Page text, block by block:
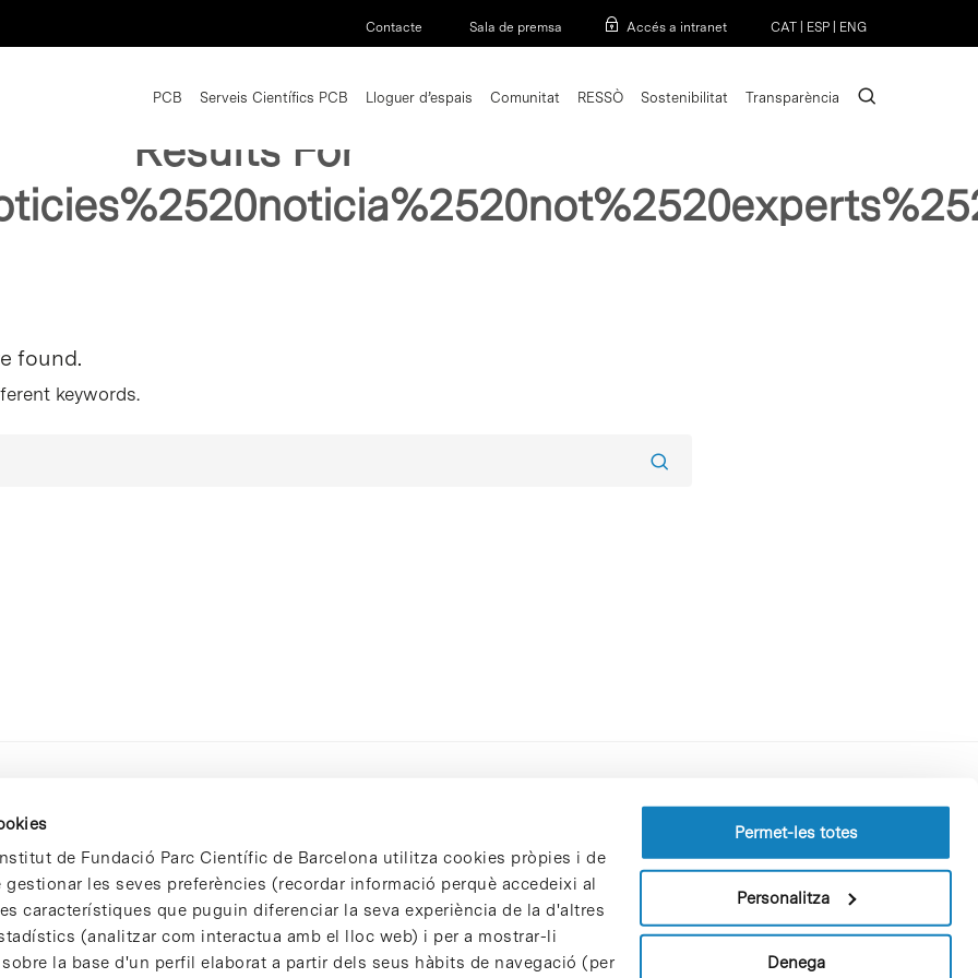
de Fundació Parc Científic de Barcelona utilitza cookies pròpies i de
les seves preferències (recordar informació perquè accedeixi al
característiques que puguin diferenciar la seva experiència de la d'altres
(analitzar com interactua amb el lloc web) i per a mostrar-li
la base d'un perfil elaborat a partir dels seus hàbits de navegació (per
Permet-les totes
Personalitza
Denega
Contacte Sala de premsa Accés a intranet CAT ESP ENG
PCB Serveis Científics PCB Lloguer d’espais Comunitat RESSÒ Sostenibilitat Transparència search
Results For
found.
keywords.
Perfil del contractant
Política de privacitat
Política de cookies
Patrons i patrocinadors
Borsa de treball